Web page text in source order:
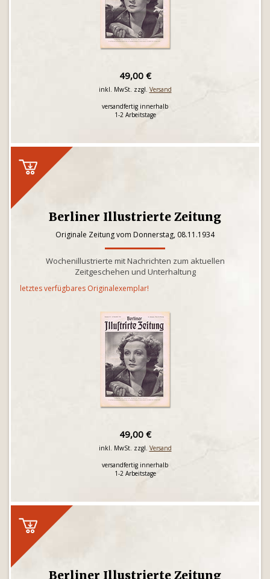
49,00 €
inkl. MwSt. zzgl. Versand
versandfertig innerhalb
1-2 Arbeitstage
Berliner Illustrierte Zeitung
Originale Zeitung vom Donnerstag, 08.11.1934
Wochenillustrierte mit Nachrichten zum aktuellen
Zeitgeschehen und Unterhaltung
letztes verfügbares Originalexemplar!
49,00 €
inkl. MwSt. zzgl. Versand
versandfertig innerhalb
1-2 Arbeitstage
Berliner Illustrierte Zeitung